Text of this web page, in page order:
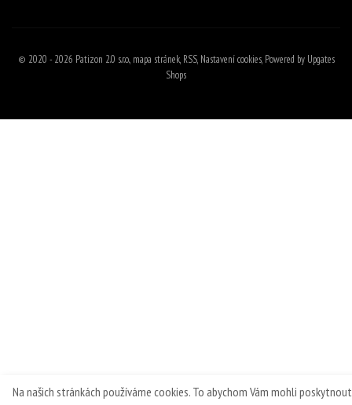
© 2020 - 2026 Patizon 2.0 s.r.o., mapa stránek, RSS, Nastavení cookies, Powered by Upgates
Shops
Na našich stránkách používáme cookies. To abychom Vám mohli poskytnout